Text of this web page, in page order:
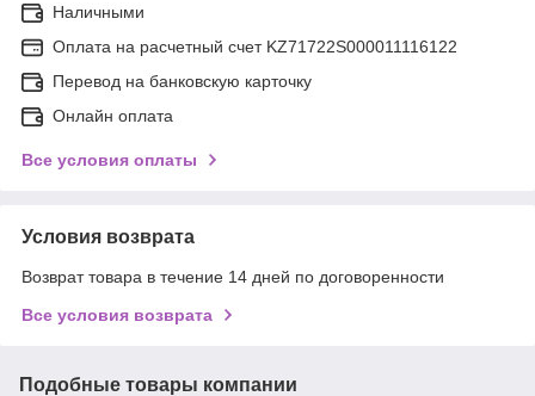
Наличными
Оплата на расчетный счет KZ71722S000011116122
Перевод на банковскую карточку
Онлайн оплата
Все условия оплаты
Условия возврата
Возврат товара в течение 14 дней по договоренности
Все условия возврата
Подобные товары компании